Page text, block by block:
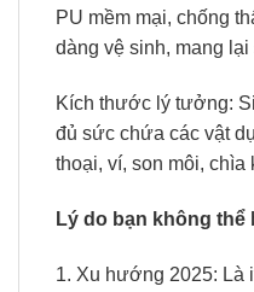
PU mềm mại, chống
dàng vệ sinh, mang
Kích thước lý tưởng:
đủ sức chứa các vật
thoại, ví, son môi,
Lý do bạn không thể
1. Xu hướng 2025: Là